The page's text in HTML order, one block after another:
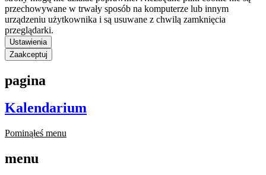
przechowywane w trwały sposób na komputerze lub innym
urządzeniu użytkownika i są usuwane z chwilą zamknięcia
przeglądarki.
Ustawienia
Zaakceptuj
pagina
Kalendarium
Pominąłeś menu
menu